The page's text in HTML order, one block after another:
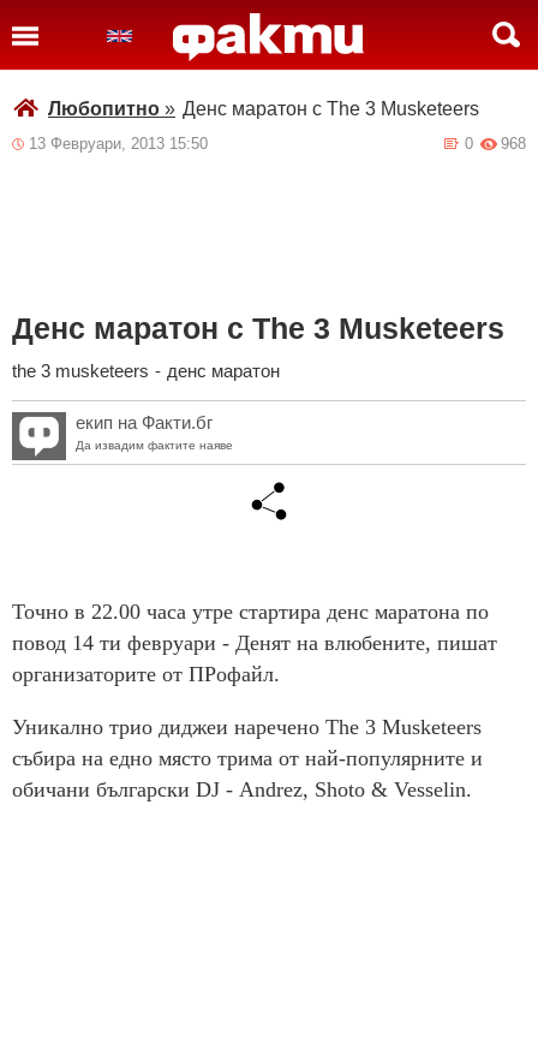
Любопитно » Денс маратон с The 3 Musketeers
13 Февруари, 2013 15:50 968
0
Денс маратон с The 3 Musketeers
the 3 musketeers - денс маратон
екип на Факти.бг
Да извадим фактите наяве
Точно в 22.00 часа утре стартира денс маратона по
повод 14 ти февруари - Денят на влюбените, пишат
организаторите от ПРофайл.
Уникално трио диджеи наречено The 3 Musketeers
събира на едно място трима от най-популярните и
обичани български DJ - Аndrez, Shoto & Vesselin.